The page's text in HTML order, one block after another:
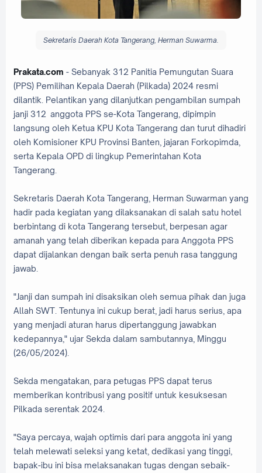
Sekretaris Daerah Kota Tangerang, Herman Suwarma.
Prakata.com - Sebanyak 312 Panitia Pemungutan Suara
(PPS) Pemilihan Kepala Daerah (Pilkada) 2024 resmi
dilantik. Pelantikan yang dilanjutkan pengambilan sumpah
janji 312 anggota PPS se-Kota Tangerang, dipimpin
langsung oleh Ketua KPU Kota Tangerang dan turut dihadiri
oleh Komisioner KPU Provinsi Banten, jajaran Forkopimda,
serta Kepala OPD di lingkup Pemerintahan Kota
Tangerang.
Sekretaris Daerah Kota Tangerang, Herman Suwarman yang
hadir pada kegiatan yang dilaksanakan di salah satu hotel
berbintang di kota Tangerang tersebut, berpesan agar
amanah yang telah diberikan kepada para Anggota PPS
dapat dijalankan dengan baik serta penuh rasa tanggung
jawab.
"Janji dan sumpah ini disaksikan oleh semua pihak dan juga
Allah SWT. Tentunya ini cukup berat, jadi harus serius, apa
yang menjadi aturan harus dipertanggung jawabkan
kedepannya," ujar Sekda dalam sambutannya, Minggu
(26/05/2024).
Sekda mengatakan, para petugas PPS dapat terus
memberikan kontribusi yang positif untuk kesuksesan
Pilkada serentak 2024.
"Saya percaya, wajah optimis dari para anggota ini yang
telah melewati seleksi yang ketat, dedikasi yang tinggi,
bapak-ibu ini bisa melaksanakan tugas dengan sebaik-